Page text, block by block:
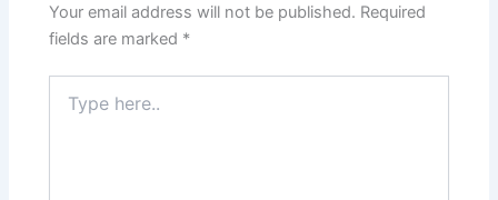
Your email address will not be published. Required
fields are marked *
here..